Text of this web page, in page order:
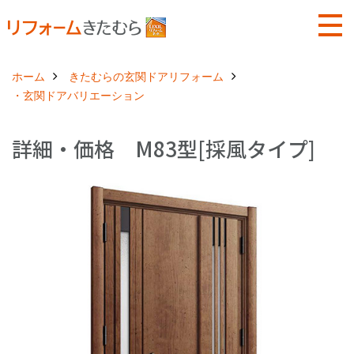
ホーム
きたむらの玄関ドアリフォーム
・玄関ドアバリエーション
詳細・価格 M83型[採風タイプ]